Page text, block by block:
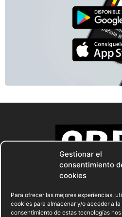
Gestionar el
consentimiento
cookies
Para ofrecer las mejores experiencias,
cookies para almacenar y/o acceder a
consentimiento de estas tecnologías